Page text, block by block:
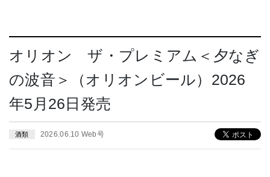
オリオン ザ・プレミアム＜夕なぎ
の波音＞（オリオンビール）2026
年5月26日発売
酒類 2026.06.10 Web号